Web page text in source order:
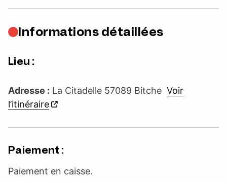
Informations détaillées
Lieu :
Adresse : La Citadelle 57089 Bitche Voir
l’itinéraire
Paiement :
Paiement en caisse.